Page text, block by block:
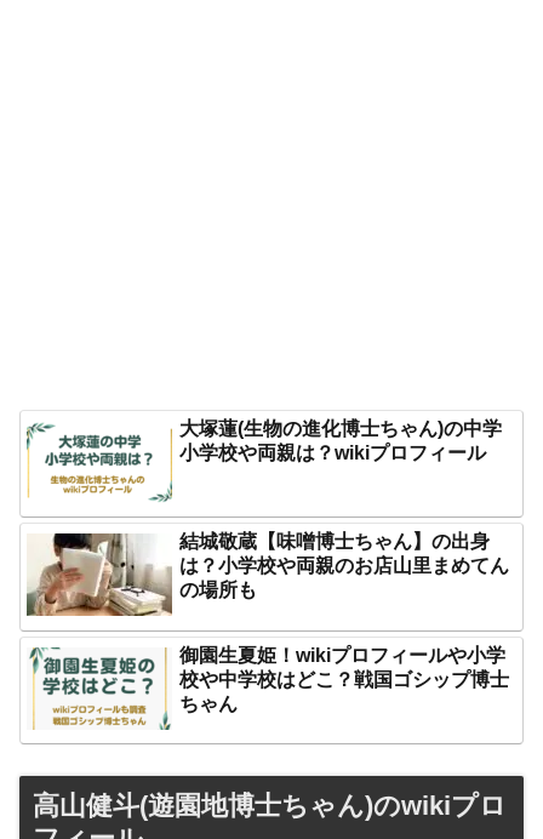
大塚蓮(生物の進化博士ちゃん)の中学
小学校や両親は？wikiプロフィール
結城敬蔵【味噌博士ちゃん】の出身
は？小学校や両親のお店山里まめてん
の場所も
御園生夏姫！wikiプロフィールや小学
校や中学校はどこ？戦国ゴシップ博士
ちゃん
高山健斗(遊園地博士ちゃん)のwikiプロ